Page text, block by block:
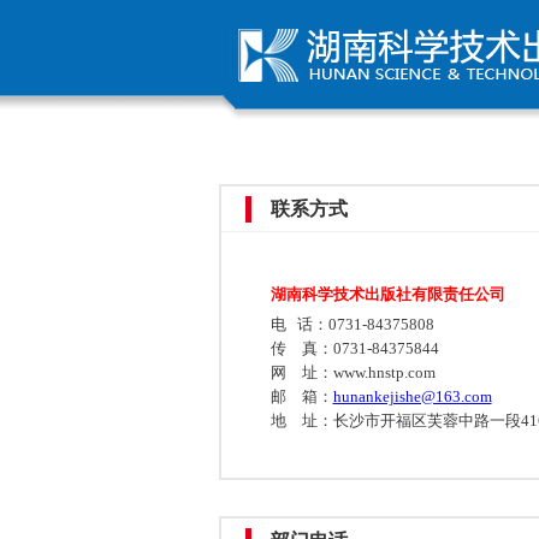
联系方式
湖南科学技术出版社有限责任公司
电 话：0731-84375808
传 真：0731-84375844
网 址：www.hnstp.com
邮 箱： hunankejishe@163.com
地 址：长沙市开福区芙蓉中路一段